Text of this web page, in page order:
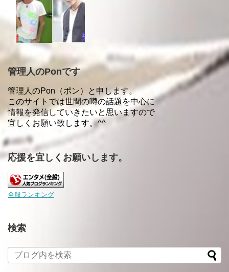
管理人のPonです
管理人のPon（ポン）と申します。
このサイトでは世間の噂の話題を中心に
情報を発信していきたいと思いますので
宜しくお願い致します。^^
応援を宜しくお願いします。
全般ランキング
検索